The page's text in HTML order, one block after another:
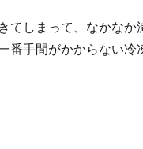
てしまって、なかな
番手間がかからない